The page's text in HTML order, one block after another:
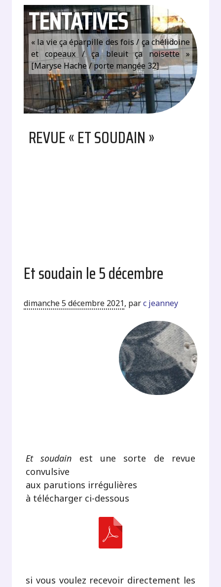
TENTATIVES
« la vie ça éparpille des fois / ça chélidoine
et copeaux / ça bleuit ça noisette »
[Maryse Hache / porte mangée 32]
REVUE « ET SOUDAIN »
Et soudain le 5 décembre
dimanche 5 décembre 2021, parc jeanney
Et soudain est une sorte de revue
convulsive
aux parutions irrégulières
à télécharger ci-dessous
si vous voulez recevoir directement les